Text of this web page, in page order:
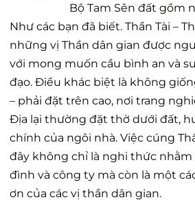
Bộ Tam Sên đất gồm
Như các bạn đã biết. Thần Tài –
những vị Thần dân gian được
với mong muốn cầu bình an và
đạo. Điều khác biệt là không
– phải đặt trên cao, nơi trang
Địa lại thường đặt thờ dưới đất,
chính của ngôi nhà. Việc cúng
đây không chỉ là nghi thức nhằm
đình và công ty mà còn là một
ơn của các vị thần dân gian.